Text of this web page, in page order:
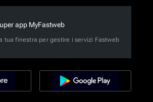
app MyFastweb
tua finestra per gestire i servizi Fastweb